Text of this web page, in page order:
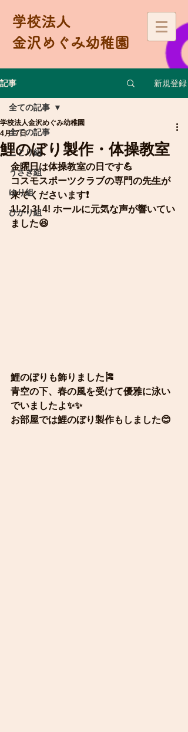
学校法人
金沢めぐみ幼稚園
記事 新規登録
全ての記事
ことり組
うさぎ組
ゆり組
ひかり組
全ての記事
鯉のぼり製作・体操教室
学校法人金沢めぐみ幼稚園
4月17日
金曜日は体操教室の日です💪
コスモスポーツクラブの専門の先生が
来てくださいます❗️
1! 2! 3! 4! ホールに元気な声が響いてい
ました😆
鯉のぼりも飾りました🎏
青空の下、春の風を受けて優雅に泳い
でいましたよ✨✨
お部屋では鯉のぼり製作もしました😊